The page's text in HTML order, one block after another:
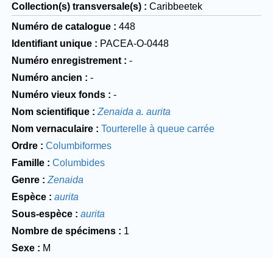
Collection(s) transversale(s)
Caribbeetek
Numéro de catalogue
448
Identifiant unique
PACEA-O-0448
Numéro enregistrement
-
Numéro ancien
-
Numéro vieux fonds
-
Nom scientifique
Zenaida a. aurita
Nom vernaculaire
Tourterelle à queue carrée
Ordre
Columbiformes
Famille
Columbides
Genre
Zenaida
Espèce
aurita
Sous-espèce
aurita
Nombre de spécimens
1
Sexe
M